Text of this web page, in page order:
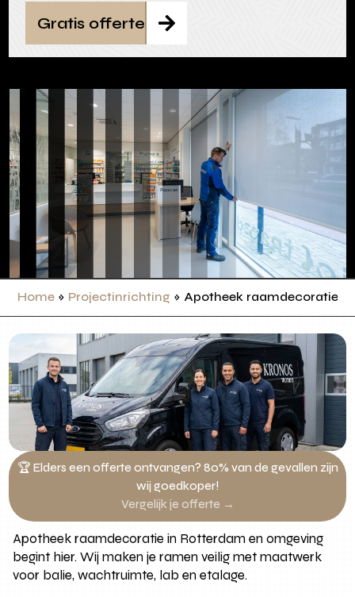

Gratis offerte
Home » Projectinrichting » Apotheek raamdecoratie
🏆 Elders een offerte ontvangen? 80% van de gevallen zijn
wij goedkoper!
Vergelijk je offerte →
Apotheek raamdecoratie in Rotterdam en omgeving
begint hier. Wij maken je ramen veilig met maatwerk
voor balie, wachtruimte, lab en etalage.